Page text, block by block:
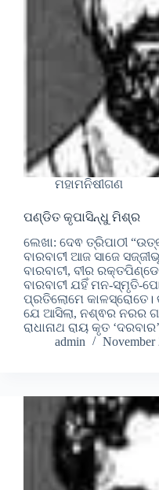
ମହାମନିଷୀଗଣ
ପଣ୍ଡିତ କୃପାସିନ୍ଧୁ ମିଶ୍ର
ଲେଖା: ଦେଵ ତ୍ରିପାଠୀ
ବାରବାଟୀ ଆଜ ସାଜେ
ବାରବାଟୀ, ବୀର
ବାରବାଟୀ ଯହିଁ ମନ-ସ୍ମୃତି-
ପ୍ରତିଲୋମେ କାଳସ୍ରୋତେ।
ଯେ ଆସିଲା, ନଶ୍ଵର ନରର
ରାଧାନାଥ ରାୟ କୃତ
admin
November